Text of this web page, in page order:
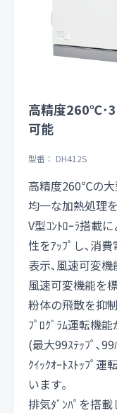
高精度260℃･
可能
型番： DH412S
高精度260℃の
均一な加熱処理
V型ｺﾝﾄﾛｰﾗ搭載
性をｱｯﾌﾟし､消
表示､風速可変
風速可変機能を
粉体の飛散を抑
ﾌﾟﾛｸﾞﾗﾑ運転機
(最大99ｽﾃｯﾌﾟ､
ｸｲｯｸｵｰﾄｽﾄｯﾌﾟ運
います｡
排気ﾀﾞﾝﾊﾟを搭載